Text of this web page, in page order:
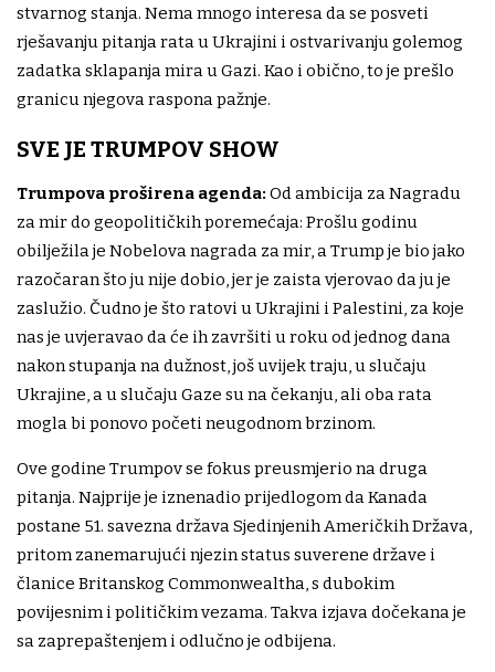
stvarnog stanja. Nema mnogo interesa da se posveti
rješavanju pitanja rata u Ukrajini i ostvarivanju golemog
zadatka sklapanja mira u Gazi. Kao i obično, to je prešlo
granicu njegova raspona pažnje.
SVE JE TRUMPOV SHOW
Trumpova proširena agenda: Od ambicija za Nagradu
za mir do geopolitičkih poremećaja: Prošlu godinu
obilježila je Nobelova nagrada za mir, a Trump je bio jako
razočaran što ju nije dobio, jer je zaista vjerovao da ju je
zaslužio. Čudno je što ratovi u Ukrajini i Palestini, za koje
nas je uvjeravao da će ih završiti u roku od jednog dana
nakon stupanja na dužnost, još uvijek traju, u slučaju
Ukrajine, a u slučaju Gaze su na čekanju, ali oba rata
mogla bi ponovo početi neugodnom brzinom.
Ove godine Trumpov se fokus preusmjerio na druga
pitanja. Najprije je iznenadio prijedlogom da Kanada
postane 51. savezna država Sjedinjenih Američkih Država,
pritom zanemarujući njezin status suverene države i
članice Britanskog Commonwealtha, s dubokim
povijesnim i političkim vezama. Takva izjava dočekana je
sa zaprepaštenjem i odlučno je odbijena.